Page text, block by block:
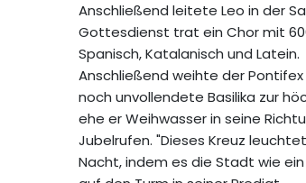
Anschließend leitete Leo in der
Gottesdienst trat ein Chor mit
Spanisch, Katalanisch und Latein.
Anschließend weihte der
noch unvollendete Basilika zur
ehe er Weihwasser in seine
Jubelrufen. "Dieses Kreuz
Nacht, indem es die Stadt wie